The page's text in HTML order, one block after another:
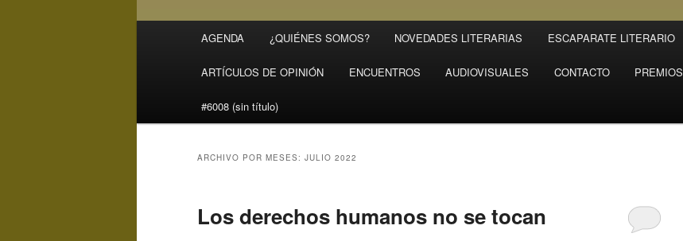
AGENDA ¿QUIÉNES SOMOS? NOVEDADES LITERARIAS ESCAPARATE LITERARIO
ARTÍCULOS DE OPINIÓN ENCUENTROS AUDIOVISUALES CONTACTO PREMIOS
#6008 (sin título)
ARCHIVO POR MESES: JULIO 2022
Los derechos humanos no se tocan